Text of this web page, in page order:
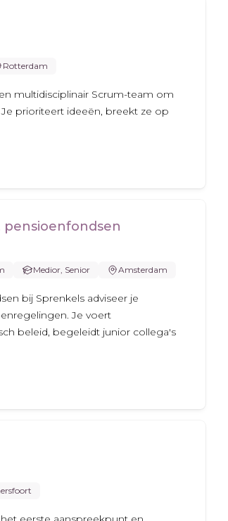
Rotterdam
multidisciplinair Scrum-team om
prioriteert ideeën, breekt ze op
Medior, Senior Amsterdam
bij Sprenkels adviseer je
Je voert
beleid, begeleidt junior collega's